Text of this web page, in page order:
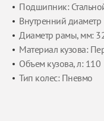
Подшипник:
Внутренний
Диаметр рамы, мм:
Материал кузова:
Объем кузова, л: 110
Тип колес: Пневмо